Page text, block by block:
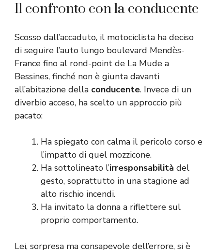
Il confronto con la conducente
Scosso dall’accaduto, il motociclista ha deciso
di seguire l’auto lungo boulevard Mendès-
France fino al rond-point de La Mude a
Bessines, finché non è giunta davanti
all’abitazione della conducente. Invece di un
diverbio acceso, ha scelto un approccio più
pacato:
Ha spiegato con calma il pericolo corso e
l’impatto di quel mozzicone.
Ha sottolineato l’irresponsabilità del
gesto, soprattutto in una stagione ad
alto rischio incendi.
Ha invitato la donna a riflettere sul
proprio comportamento.
Lei, sorpresa ma consapevole dell’errore, si è